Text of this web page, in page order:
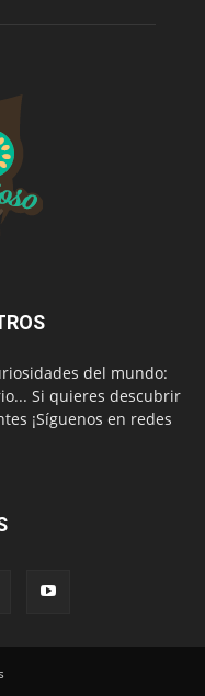
del mundo:
Si quieres descubrir
¡Síguenos en redes